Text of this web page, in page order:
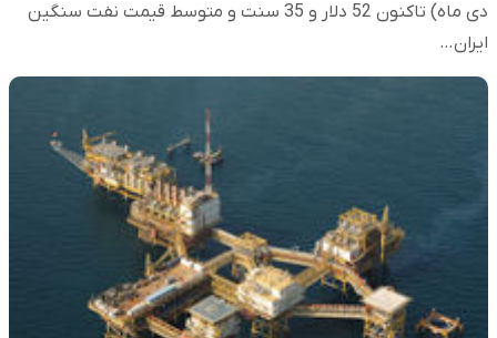
دی ماه) تاکنون 52 دلار و 35 سنت و متوسط قیمت نفت سنگین
ایران…